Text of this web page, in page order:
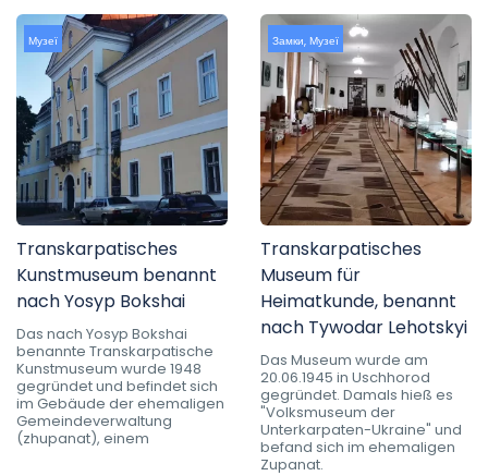
Музеї
Transkarpatisches
Kunstmuseum benannt
nach Yosyp Bokshai
Das nach Yosyp Bokshai
benannte Transkarpatische
Kunstmuseum wurde 1948
gegründet und befindet sich
im Gebäude der ehemaligen
Gemeindeverwaltung
(zhupanat), einem
Замки, Музеї
Transkarpatisches
Museum für
Heimatkunde, benannt
nach Tywodar Lehotskyi
Das Museum wurde am
20.06.1945 in Uschhorod
gegründet. Damals hieß es
"Volksmuseum der
Unterkarpaten-Ukraine" und
befand sich im ehemaligen
Zupanat.